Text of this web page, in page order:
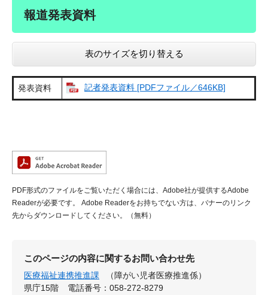
報道発表資料
表のサイズを切り替える
発表資料 記者発表資料 [PDFファイル／646KB]
PDF形式のファイルをご覧いただく場合には、Adobe社が提供するAdobe
Readerが必要です。
Adobe Readerをお持ちでない方は、バナーのリンク
先からダウンロードしてください。（無料）
このページの内容に関するお問い合わせ先
医療福祉連携推進課
（障がい児者医療推進係）
県庁15階
電話番号：058-272-8279